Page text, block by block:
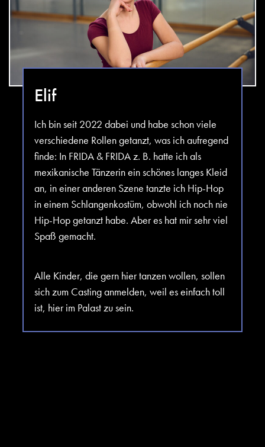
Elif
Ich bin seit 2022 dabei und habe schon viele
verschiedene Rollen getanzt, was ich aufregend
finde: In FRIDA & FRIDA z. B. hatte ich als
mexikanische Tänzerin ein schönes langes Kleid
an, in einer anderen Szene tanzte ich Hip-Hop
in einem Schlangenkostüm, obwohl ich noch nie
Hip-Hop getanzt habe. Aber es hat mir sehr viel
Spaß gemacht.
Alle Kinder, die gern hier tanzen wollen, sollen
sich zum Casting anmelden, weil es einfach toll
ist, hier im Palast zu sein.